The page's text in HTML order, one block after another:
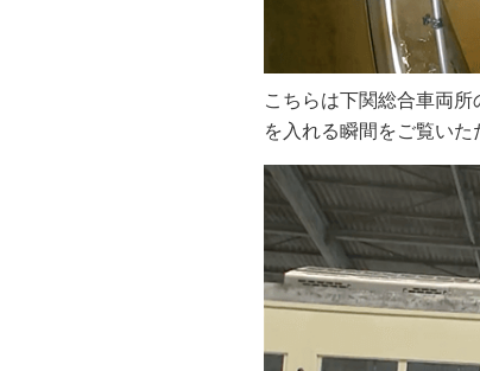
こちらは下関総合車両
を入れる瞬間をご覧い